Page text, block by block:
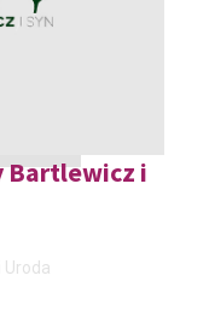
Bartlewicz i
Uroda